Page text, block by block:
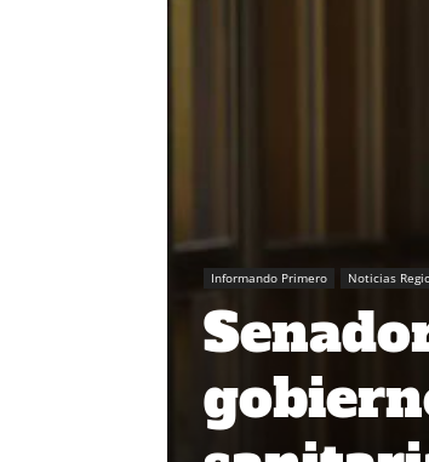
Informando Primero Noticias